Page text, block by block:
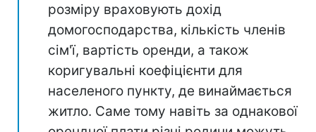
розміру враховують дохід
домогосподарства, кількість членів
сім'ї, вартість оренди, а також
коригувальні коефіцієнти для
населеного пункту, де винаймається
житло. Саме тому навіть за однакової